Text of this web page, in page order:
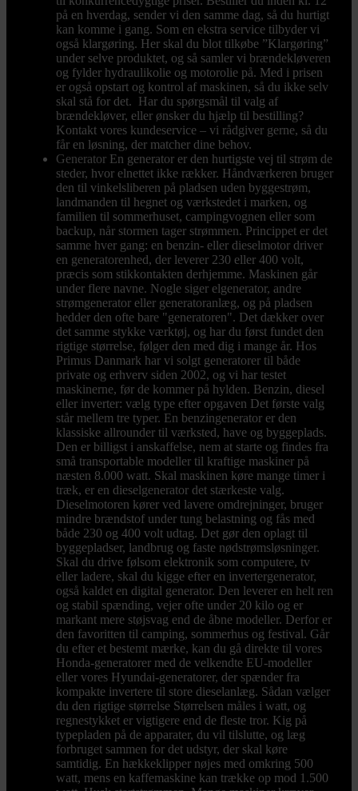
på en hverdag, sender vi den samme dag, så du hurtigt
kan komme i gang. Som en ekstra service tilbyder vi
også klargøring. Her skal du blot tilkøbe ”Klargøring”
under selve produktet, og så samler vi brændekløveren
og fylder hydraulikolie og motorolie på. Med i prisen
er også opstart og kontrol af maskinen, så du ikke selv
skal stå for det. Har du spørgsmål til valg af
brændekløver, eller ønsker du hjælp til bestilling?
Kontakt vores kundeservice – vi rådgiver gerne, så du
får en løsning, der matcher dine behov.
Generator En generator er den hurtigste vej til strøm de
steder, hvor elnettet ikke rækker. Håndværkeren bruger
den til vinkelsliberen på pladsen uden byggestrøm,
landmanden til hegnet og værkstedet i marken, og
familien til sommerhuset, campingvognen eller som
backup, når stormen tager strømmen. Princippet er det
samme hver gang: en benzin- eller dieselmotor driver
en generatorenhed, der leverer 230 eller 400 volt,
præcis som stikkontakten derhjemme. Maskinen går
under flere navne. Nogle siger elgenerator, andre
strømgenerator eller generatoranlæg, og på pladsen
hedder den ofte bare "generatoren". Det dækker over
det samme stykke værktøj, og har du først fundet den
rigtige størrelse, følger den med dig i mange år. Hos
Primus Danmark har vi solgt generatorer til både
private og erhverv siden 2002, og vi har testet
maskinerne, før de kommer på hylden. Benzin, diesel
eller inverter: vælg type efter opgaven Det første valg
står mellem tre typer. En benzingenerator er den
klassiske allrounder til værksted, have og byggeplads.
Den er billigst i anskaffelse, nem at starte og findes fra
små transportable modeller til kraftige maskiner på
næsten 8.000 watt. Skal maskinen køre mange timer i
træk, er en dieselgenerator det stærkeste valg.
Dieselmotoren kører ved lavere omdrejninger, bruger
mindre brændstof under tung belastning og fås med
både 230 og 400 volt udtag. Det gør den oplagt til
byggepladser, landbrug og faste nødstrømsløsninger.
Skal du drive følsom elektronik som computere, tv
eller ladere, skal du kigge efter en invertergenerator,
også kaldet en digital generator. Den leverer en helt ren
og stabil spænding, vejer ofte under 20 kilo og er
markant mere støjsvag end de åbne modeller. Derfor er
den favoritten til camping, sommerhus og festival. Går
du efter et bestemt mærke, kan du gå direkte til vores
Honda-generatorer med de velkendte EU-modeller
eller vores Hyundai-generatorer, der spænder fra
kompakte invertere til store dieselanlæg. Sådan vælger
du den rigtige størrelse Størrelsen måles i watt, og
regnestykket er vigtigere end de fleste tror. Kig på
typepladen på de apparater, du vil tilslutte, og læg
forbruget sammen for det udstyr, der skal køre
samtidig. En hækkeklipper nøjes med omkring 500
watt, mens en kaffemaskine kan trække op mod 1.500